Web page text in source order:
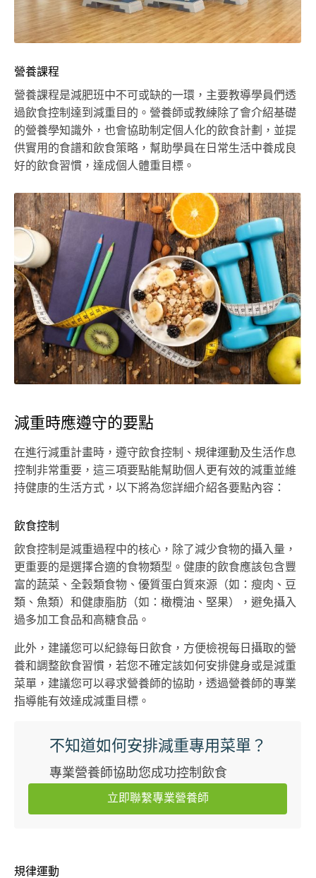
營養課程
營養課程是減肥班中不可或缺的一環，主要教導學員們透
過飲食控制達到減重目的。營養師或教練除了會介紹基礎
的營養學知識外，也會協助制定個人化的飲食計劃，並提
供實用的食譜和飲食策略，幫助學員在日常生活中養成良
好的飲食習慣，達成個人體重目標。
減重時應遵守的要點
在進行減重計畫時，遵守飲食控制、規律運動及生活作息
控制非常重要，這三項要點能幫助個人更有效的減重並維
持健康的生活方式，以下將為您詳細介紹各要點內容：
飲食控制
飲食控制是減重過程中的核心，除了減少食物的攝入量，
更重要的是選擇合適的食物類型。健康的飲食應該包含豐
富的蔬菜、全穀類食物、優質蛋白質來源（如：瘦肉、豆
類、魚類）和健康脂肪（如：橄欖油、堅果），避免攝入
過多加工食品和高糖食品。
此外，建議您可以紀錄每日飲食，方便檢視每日攝取的營
養和調整飲食習慣，若您不確定該如何安排健身或是減重
菜單，建議您可以尋求營養師的協助，透過營養師的專業
指導能有效達成減重目標。
不知道如何安排減重專用菜單？
專業營養師協助您成功控制飲食
立即聯繫專業營養師
規律運動